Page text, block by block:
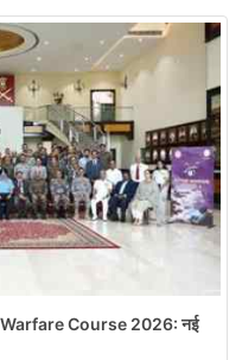
Course 2026: नई